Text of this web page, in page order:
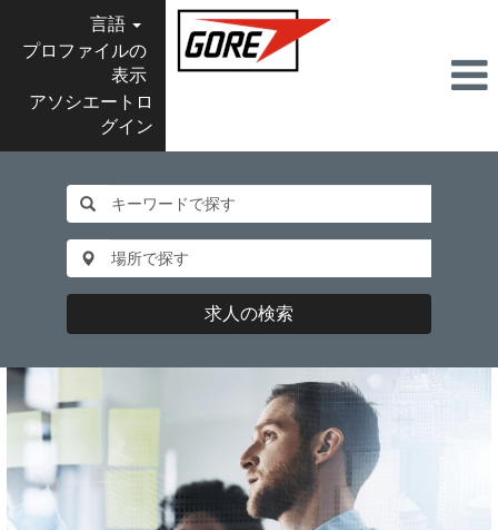
言語
プロファイルの
表示
アソシエートロ
グイン
求人の検索